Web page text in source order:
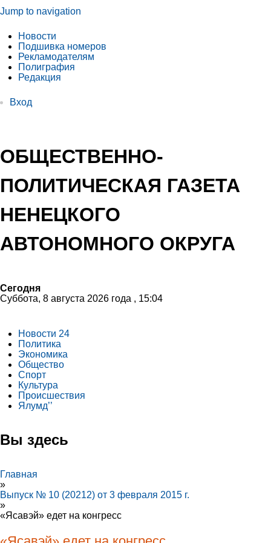
Jump to navigation
Новости
Подшивка номеров
Рекламодателям
Полиграфия
Редакция
Вход
ОБЩЕСТВЕННО-
ПОЛИТИЧЕСКАЯ ГАЗЕТА
НЕНЕЦКОГО
АВТОНОМНОГО ОКРУГА
Сегодня
Суббота, 8 августа 2026 года , 15:04
Новости 24
Политика
Экономика
Общество
Спорт
Культура
Происшествия
Ялумд’’
Вы здесь
Главная
»
Выпуск № 10 (20212) от 3 февраля 2015 г.
»
«Ясавэй» едет на конгресс